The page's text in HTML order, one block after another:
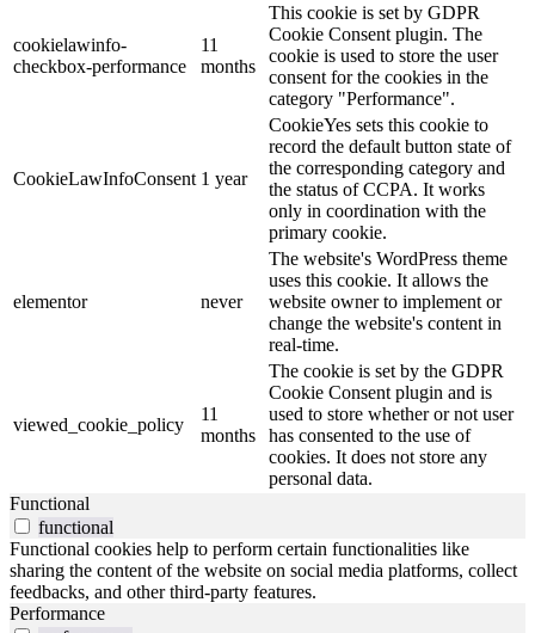
cookielawinfo-
checkbox-performance
11
months
This cookie is set by GDPR
Cookie Consent plugin. The
cookie is used to store the user
consent for the cookies in the
category "Performance".
CookieLawInfoConsent 1 year
CookieYes sets this cookie to
record the default button state of
the corresponding category and
the status of CCPA. It works
only in coordination with the
primary cookie.
elementor never
The website's WordPress theme
uses this cookie. It allows the
website owner to implement or
change the website's content in
real-time.
viewed_cookie_policy
11
months
The cookie is set by the GDPR
Cookie Consent plugin and is
used to store whether or not user
has consented to the use of
cookies. It does not store any
personal data.
Functional
functional
Functional cookies help to perform certain functionalities like
sharing the content of the website on social media platforms, collect
feedbacks, and other third-party features.
Performance